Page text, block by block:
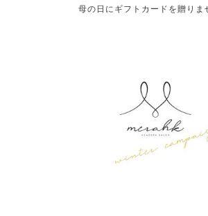
母の日にギフトカードを贈りま